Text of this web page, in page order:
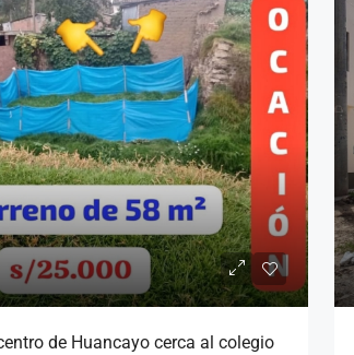
de Huancayo cerca al colegio